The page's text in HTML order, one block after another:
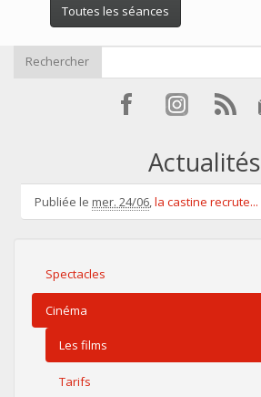
Toutes les séances
Rechercher
Actualités
Publiée le mer. 24/06,la castine recrute...
Spectacles
Cinéma
Les films
Tarifs